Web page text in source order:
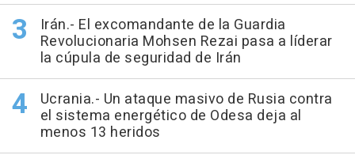
Irán.- El excomandante de la Guardia
Revolucionaria Mohsen Rezai pasa a líderar
la cúpula de seguridad de Irán
Ucrania.- Un ataque masivo de Rusia contra
el sistema energético de Odesa deja al
menos 13 heridos